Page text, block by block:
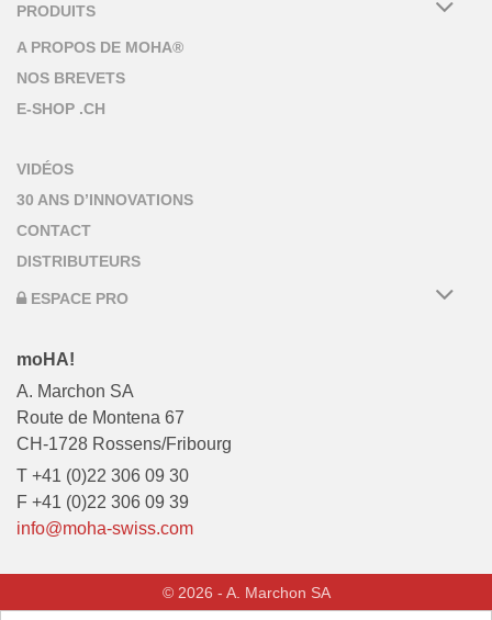
PRODUITS
A PROPOS DE MOHA®
NOS BREVETS
E-SHOP .CH
VIDÉOS
30 ANS D’INNOVATIONS
CONTACT
DISTRIBUTEURS
ESPACE PRO
moHA!
A. Marchon SA
Route de Montena 67
CH-1728 Rossens/Fribourg
T +41 (0)22 306 09 30
F +41 (0)22 306 09 39
info@moha-swiss.com
© 2026 - A. Marchon SA